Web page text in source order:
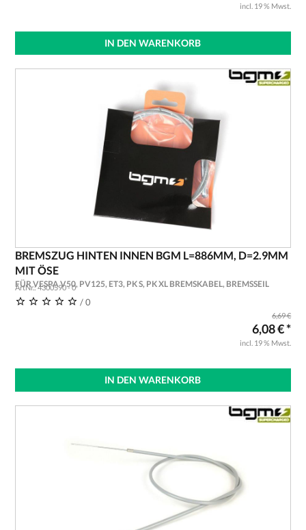
incl. 19 % Mwst.
IN DEN WARENKORB
BREMSZUG HINTEN INNEN BGM L=886MM, D=2.9MM
MIT ÖSE
FÜR VESPA V50, PV125, ET3, PK S, PK XL BREMSKABEL, BREMSSEIL
ArtNr.: 4300590 - 0
/ 0
6,69 €
6,08 € *
incl. 19 % Mwst.
IN DEN WARENKORB